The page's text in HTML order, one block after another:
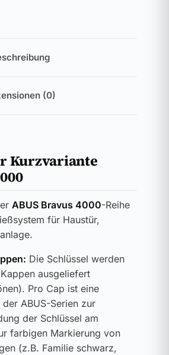
(0)
Kurzvariante
ABUS Bravus 4000-Reihe
für Haustür,
Die Schlüssel werden
ausgeliefert
Pro Cap ist eine
ABUS-Serien zur
der Schlüssel am
farbigen Markierung von
(z.B. Familie schwarz,